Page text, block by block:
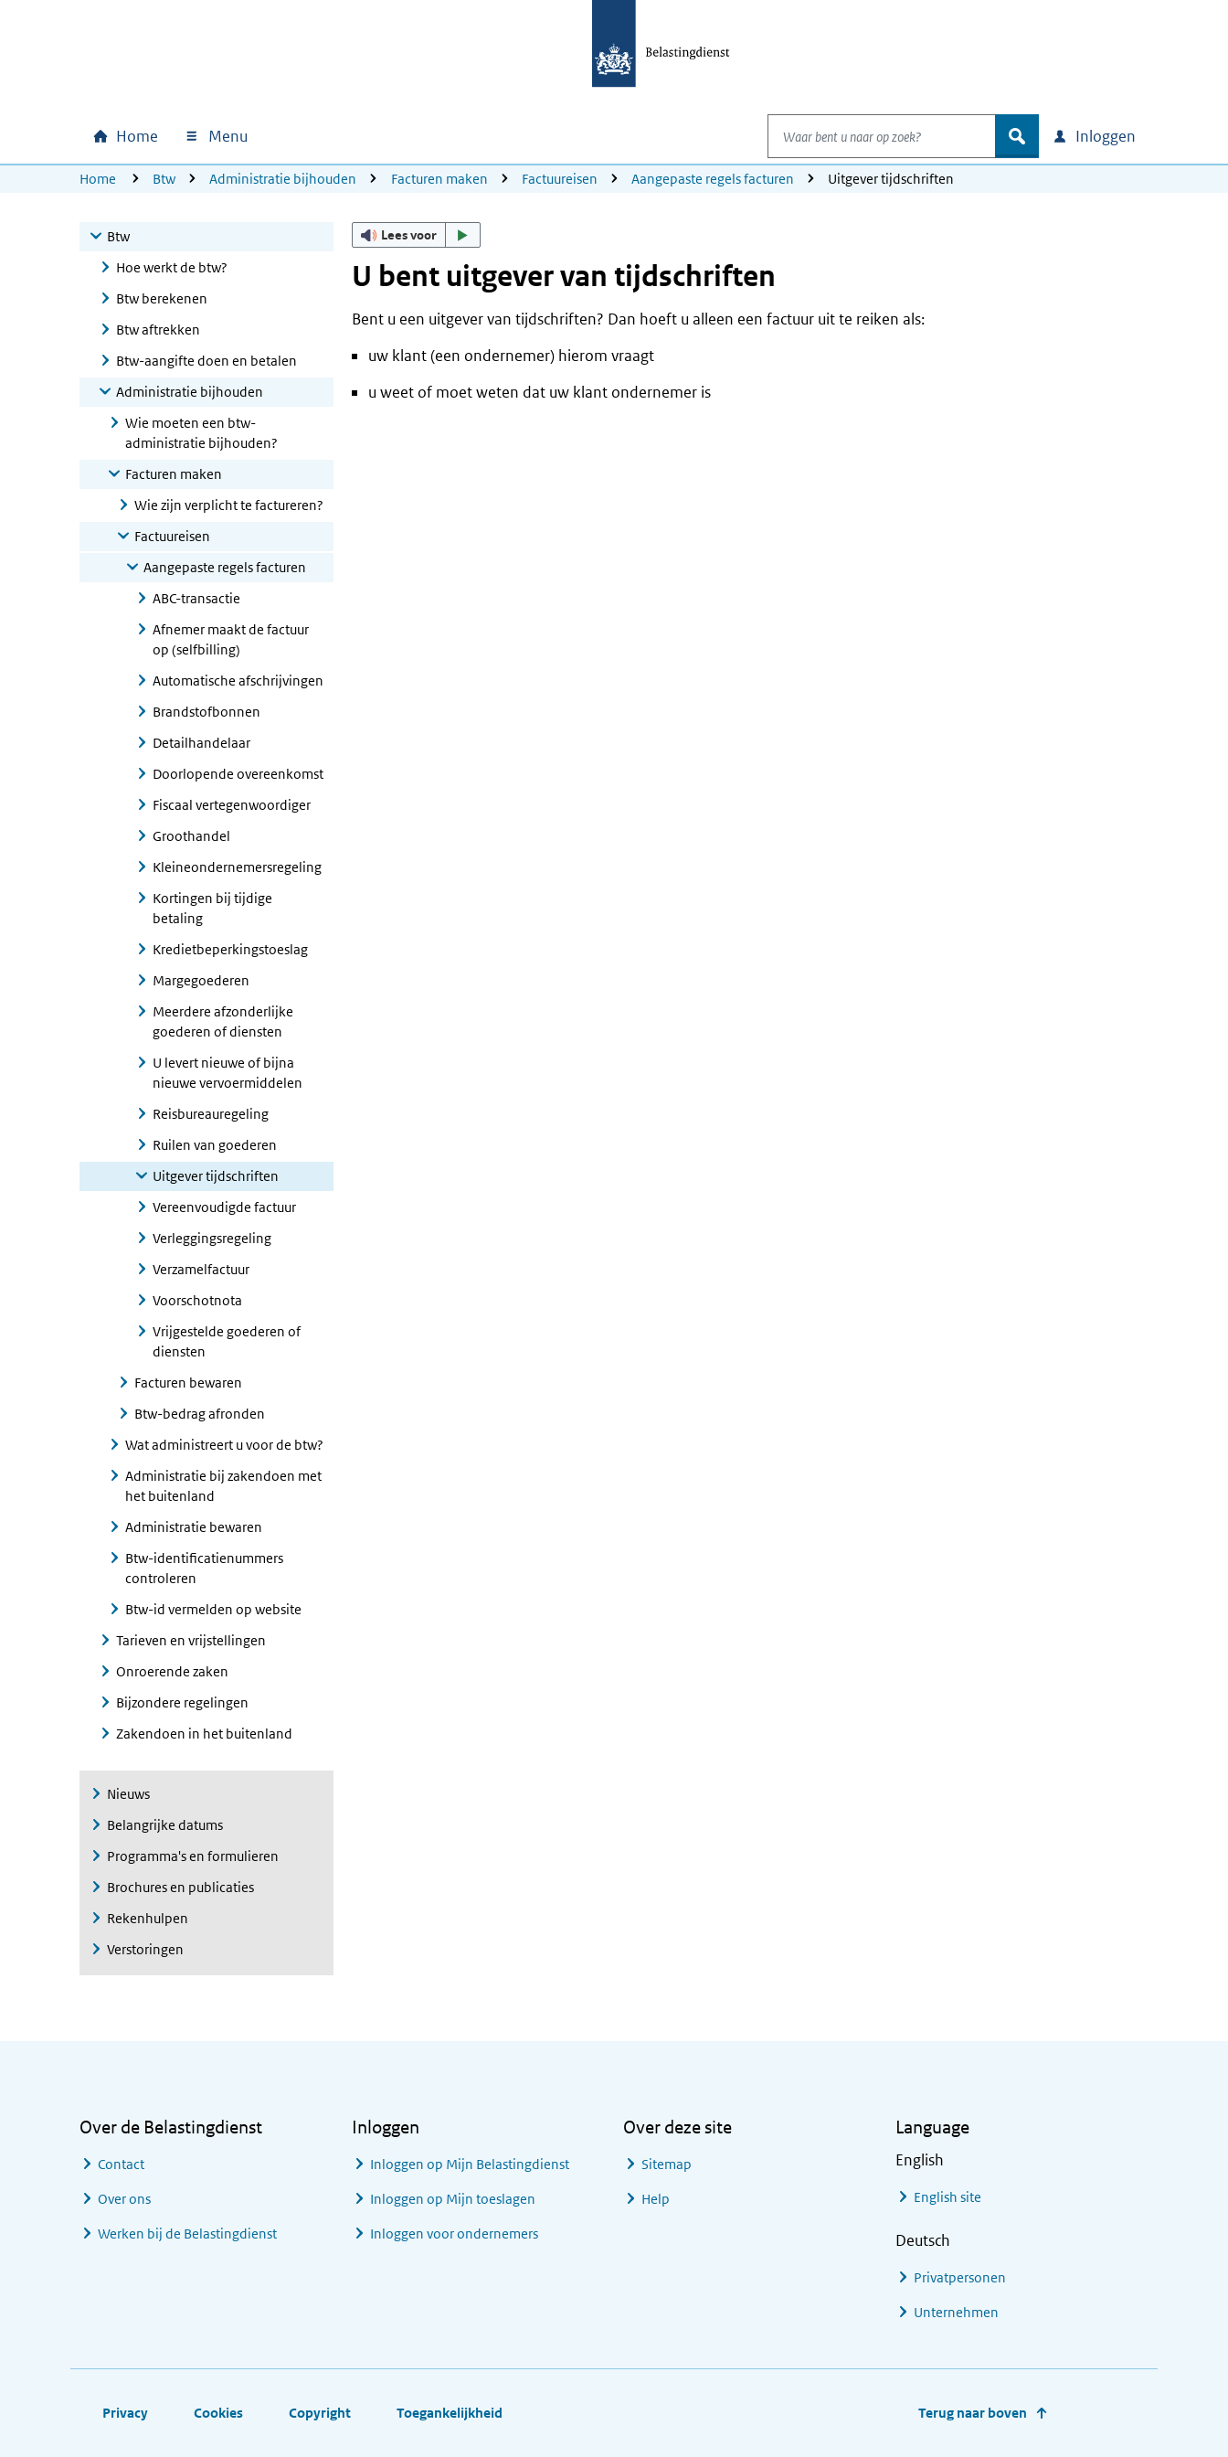
Hoofdnavigatie
Home Menu
Waar bent u naar op zoek?
zoek Inloggen
U bevindt zich hier:
Home Btw Administratie bijhouden Facturen maken Factuureisen Aangepaste regels facturen Uitgever tijdschriften
Btw
Hoe werkt de btw?
Btw berekenen
Btw aftrekken
Btw-aangifte doen en betalen
Administratie bijhouden
Wie moeten een btw-
administratie bijhouden?
Facturen maken
Wie zijn verplicht te factureren?
Factuureisen
Aangepaste regels facturen
ABC-transactie
Afnemer maakt de factuur
op (selfbilling)
Automatische afschrijvingen
Brandstofbonnen
Detailhandelaar
Doorlopende overeenkomst
Fiscaal vertegenwoordiger
Groothandel
Kleineondernemersregeling
Kortingen bij tijdige
betaling
Kredietbeperkingstoeslag
Margegoederen
Meerdere afzonderlijke
goederen of diensten
U levert nieuwe of bijna
nieuwe vervoermiddelen
Reisbureauregeling
Ruilen van goederen
Uitgever tijdschriften
Vereenvoudigde factuur
Verleggingsregeling
Verzamelfactuur
Voorschotnota
Vrijgestelde goederen of
diensten
Facturen bewaren
Btw-bedrag afronden
Wat administreert u voor de btw?
Administratie bij zakendoen met
het buitenland
Administratie bewaren
Btw-identificatienummers
controleren
Btw-id vermelden op website
Tarieven en vrijstellingen
Onroerende zaken
Bijzondere regelingen
Zakendoen in het buitenland
Nieuws
Belangrijke datums
Programma's en formulieren
Brochures en publicaties
Rekenhulpen
Verstoringen
Lees voor
U bent uitgever van tijdschriften
Bent u een uitgever van tijdschriften? Dan hoeft u alleen een factuur uit te reiken als:
uw klant (een ondernemer) hierom vraagt
u weet of moet weten dat uw klant ondernemer is
Over de Belastingdienst
Contact
Over ons
Werken bij de Belastingdienst
Inloggen
Inloggen op Mijn Belastingdienst
Inloggen op Mijn toeslagen
Inloggen voor ondernemers
Over deze site
Sitemap
Help
Language
English
English site
Deutsch
Privatpersonen
Unternehmen
Footer links
Privacy Cookies Copyright Toegankelijkheid Terug naar boven